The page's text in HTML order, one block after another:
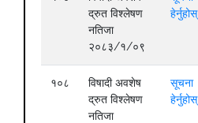
द्रुत विश्लेषण
नतिजा
२०८३/१/०९
हेर्नुहोस्
१०८
विषादी अवशेष
द्रुत विश्लेषण
नतिजा
सूचना
हेर्नुहोस्